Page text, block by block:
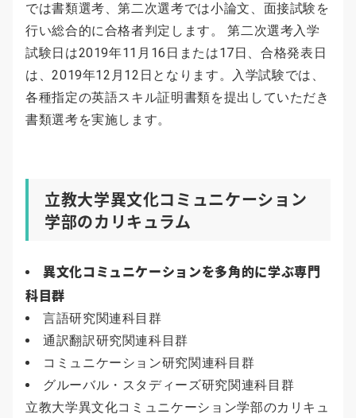
では書類選考、第二次選考では小論文、面接試験を
行い総合的に合格者判定します。 第二次選考入学
試験日は2019年11月16日または17日、合格発表日
は、2019年12月12日となります。入学試験では、
各種指定の英語スキル証明書類を提出していただき
書類選考を実施します。
立教大学異文化コミュニケーション
学部のカリキュラム
異文化コミュニケーションを多角的に学ぶ専門
科目群
言語研究関連科目群
通訳翻訳研究関連科目群
コミュニケーション研究関連科目群
グルーバル・スタディーズ研究関連科目群
立教大学異文化コミュニケーション学部のカリキュ